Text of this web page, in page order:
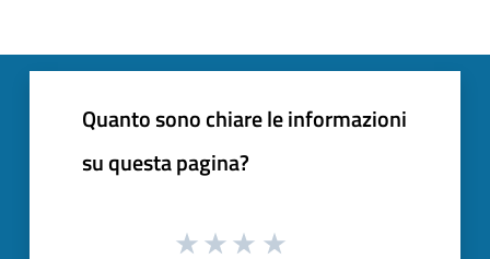
Quanto sono chiare le informazioni
su questa pagina?